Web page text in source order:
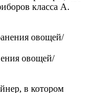
класса А.
овощей/
в котором